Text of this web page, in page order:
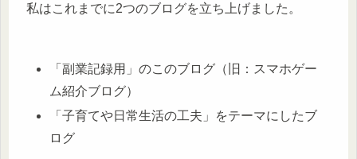
私はこれまでに2つのブログを立ち上げました。
「副業記録用」のこのブログ（旧：スマホゲー
ム紹介ブログ）
「子育てや日常生活の工夫」をテーマにしたブ
ログ